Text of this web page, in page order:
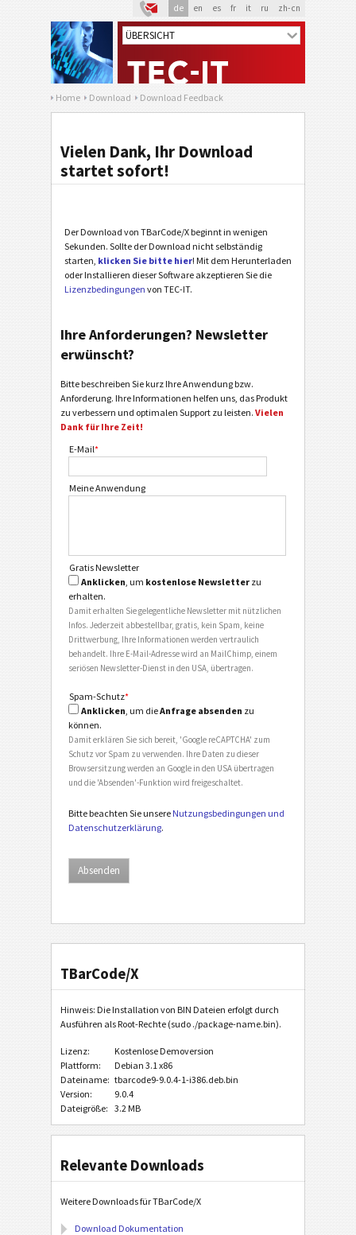
de en es fr it ru zh-cn
Home Download Download Feedback
Vielen Dank, Ihr Download
startet sofort!
Der Download von TBarCode/X beginnt in wenigen
Sekunden. Sollte der Download nicht selbständig
starten, klicken Sie bitte hier! Mit dem Herunterladen
oder Installieren dieser Software akzeptieren Sie die
Lizenzbedingungen von TEC-IT.
Ihre Anforderungen? Newsletter
erwünscht?
Bitte beschreiben Sie kurz Ihre Anwendung bzw.
Anforderung. Ihre Informationen helfen uns, das Produkt
zu verbessern und optimalen Support zu leisten. Vielen
Dank für Ihre Zeit!
E-Mail*
Meine Anwendung
Gratis Newsletter
Anklicken, um kostenlose Newsletter zu
erhalten.
Damit erhalten Sie gelegentliche Newsletter mit nützlichen
Infos. Jederzeit abbestellbar, gratis, kein Spam, keine
Drittwerbung, Ihre Informationen werden vertraulich
behandelt. Ihre E-Mail-Adresse wird an MailChimp, einem
seriösen Newsletter-Dienst in den USA, übertragen.
Spam-Schutz*
Anklicken , um dieAnfrage absenden zu
können.
Damit erklären Sie sich bereit, 'Google reCAPTCHA' zum
Schutz vor Spam zu verwenden. Ihre Daten zu dieser
Browsersitzung werden an Google in den USA übertragen
und die 'Absenden'-Funktion wird freigeschaltet.
Bitte beachten Sie unsere Nutzungsbedingungen und
Datenschutzerklärung.
TBarCode/X
Hinweis: Die Installation von BIN Dateien erfolgt durch
Ausführen als Root-Rechte (sudo ./package-name.bin).
Lizenz:
Kostenlose Demoversion
Plattform:
Debian 3.1 x86
Dateiname: tbarcode9-9.0.4-1-i386.deb.bin
Version:
9.0.4
Dateigröße: 3.2 MB
Relevante Downloads
Weitere Downloads für TBarCode/X
Download Dokumentation